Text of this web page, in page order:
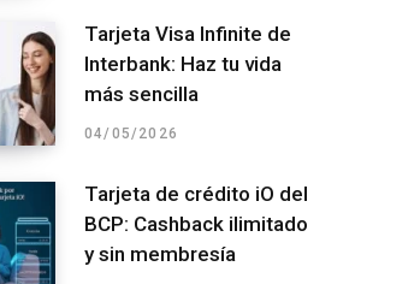
Tarjeta Visa Infinite de
Interbank: Haz tu vida
más sencilla
04/05/2026
Tarjeta de crédito iO del
BCP: Cashback ilimitado
y sin membresía